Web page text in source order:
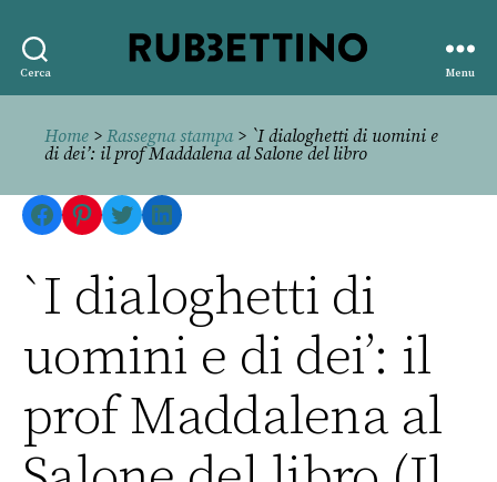
Cerca
editore
Menu
Home > Rassegna stampa> `I dialoghetti di uomini e
di dei’: il prof Maddalena al Salone del libro
Facebook
Pinterest
TwitterLinkedIn
`I dialoghetti di
uomini e di dei’: il
prof Maddalena al